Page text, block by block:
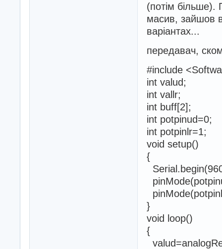
(потім більше).
масив, зайшов
варіантах...
передавач,
#include
int valud;
int vallr;
int buff[2];
int potpinud=0;
int potpinlr=1;
void setup()
{
}
void loop()
{